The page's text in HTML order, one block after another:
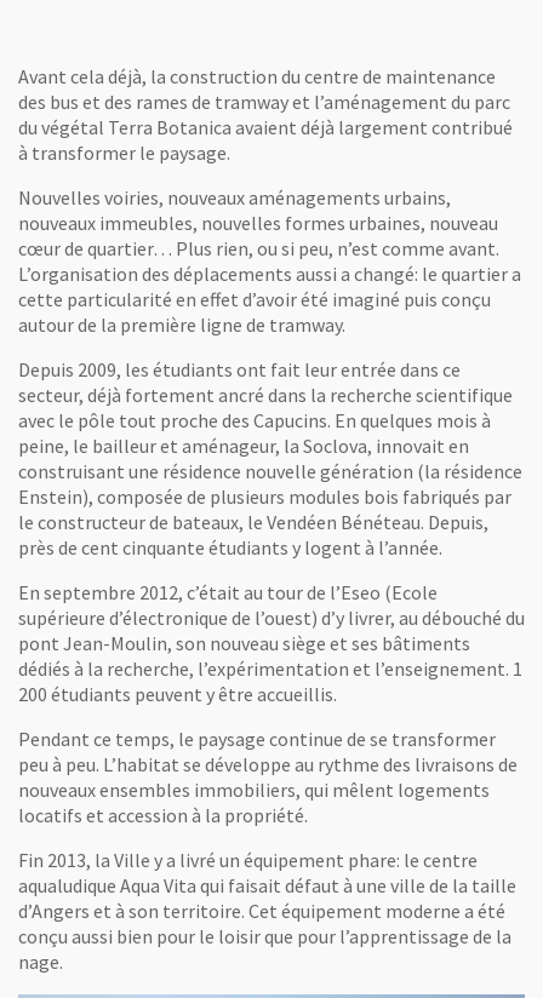
Avant cela déjà, la construction du centre de maintenance
des bus et des rames de tramway et l’aménagement du parc
du végétal Terra Botanica avaient déjà largement contribué
à transformer le paysage.
Nouvelles voiries, nouveaux aménagements urbains,
nouveaux immeubles, nouvelles formes urbaines, nouveau
cœur de quartier… Plus rien, ou si peu, n’est comme avant.
L’organisation des déplacements aussi a changé: le quartier a
cette particularité en effet d’avoir été imaginé puis conçu
autour de la première ligne de tramway.
Depuis 2009, les étudiants ont fait leur entrée dans ce
secteur, déjà fortement ancré dans la recherche scientifique
avec le pôle tout proche des Capucins. En quelques mois à
peine, le bailleur et aménageur, la Soclova, innovait en
construisant une résidence nouvelle génération (la résidence
Enstein), composée de plusieurs modules bois fabriqués par
le constructeur de bateaux, le Vendéen Bénéteau. Depuis,
près de cent cinquante étudiants y logent à l’année.
En septembre 2012, c’était au tour de l’Eseo (Ecole
supérieure d’électronique de l’ouest) d’y livrer, au débouché du
pont Jean-Moulin, son nouveau siège et ses bâtiments
dédiés à la recherche, l’expérimentation et l’enseignement. 1
200 étudiants peuvent y être accueillis.
Pendant ce temps, le paysage continue de se transformer
peu à peu. L’habitat se développe au rythme des livraisons de
nouveaux ensembles immobiliers, qui mêlent logements
locatifs et accession à la propriété.
Fin 2013, la Ville y a livré un équipement phare: le centre
aqualudique Aqua Vita qui faisait défaut à une ville de la taille
d’Angers et à son territoire. Cet équipement moderne a été
conçu aussi bien pour le loisir que pour l’apprentissage de la
nage.